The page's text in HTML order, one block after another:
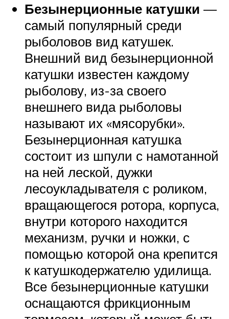
Безынерционные катушки —
самый популярный среди
рыболовов вид катушек.
Внешний вид безынерционной
катушки известен каждому
рыболову, из-за своего
внешнего вида рыболовы
называют их «мясорубки».
Безынерционная катушка
состоит из шпули с намотанной
на ней леской, дужки
лесоукладывателя с роликом,
вращающегося ротора, корпуса,
внутри которого находится
механизм, ручки и ножки, с
помощью которой она крепится
к катушкодержателю удилища.
Все безынерционные катушки
оснащаются фрикционным